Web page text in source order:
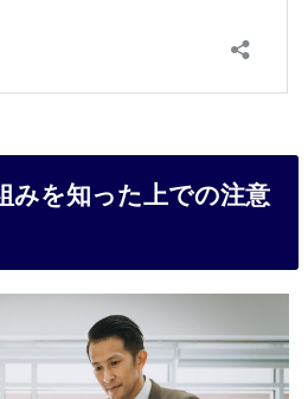
みを知った上での注意